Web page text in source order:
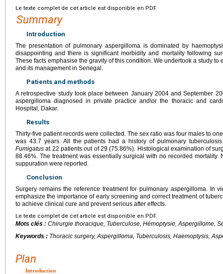
Le texte complet de cet article est disponible en PDF.
Summary
Introduction
The presentation of pulmonary aspergilloma is dominated by
disappointing and there is significant morbidity and mortality following
These facts emphasise the gravity of this condition. We undertook a study to
and its management in Senegal.
Patients and methods
A retrospective study took place between January 2004 and September
aspergilloma diagnosed in private practice and\or the thoracic and
Hospital, Dakar.
Results
Thirty-five patient records were collected. The sex ratio was four males to
was 43.7 years. All the patients had a history of pulmonary
Fumigatus at 22 patients out of 29 (75.86%). Histological examination of
88.46%. The treatment was essentially surgical with no recorded
suppuration were reported.
Conclusion
Surgery remains the reference treatment for pulmonary aspergilloma. In
emphasize the importance of early screening and correct treatment of
to achieve clinical cure and prevent serious after effects.
Le texte complet de cet article est disponible en PDF.
Mots clés : Chirurgie thoracique, Tuberculose, Hémoptysie, Aspergillome,
Keywords : Thoracic surgery, Aspergilloma, Tuberculosis, Haemoptysis,
Plan
Introduction